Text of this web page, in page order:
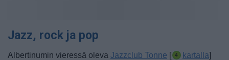
Jazz, rock ja pop
Albertinumin vieressä oleva Jazzclub Tonne [ kartalla]